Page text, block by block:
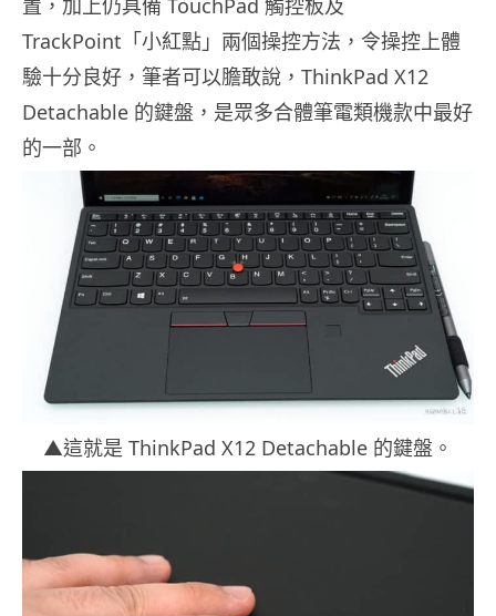
TrackPoint「小紅點」兩個操控方法，令操控上體
驗十分良好，筆者可以膽敢說，ThinkPad X12
Detachable 的鍵盤，是眾多合體筆電類機款中最好
的一部。
▲這就是 ThinkPad X12 Detachable 的鍵盤。